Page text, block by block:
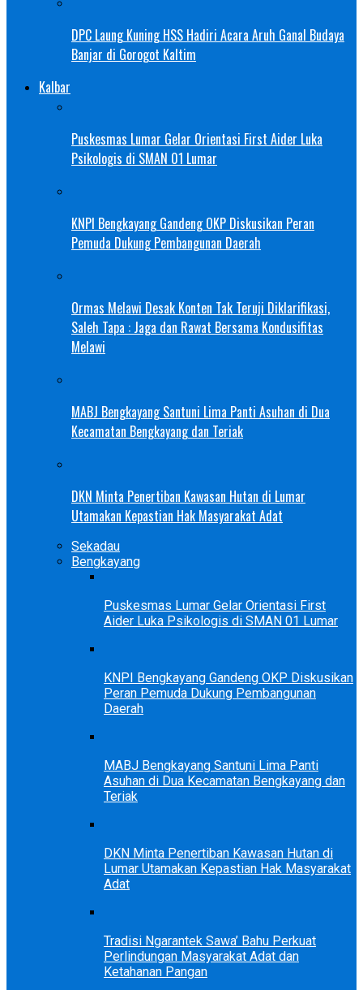
DPC Laung Kuning HSS Hadiri Acara Aruh Ganal Budaya
Banjar di Gorogot Kaltim
Kalbar
Puskesmas Lumar Gelar Orientasi First Aider Luka
Psikologis di SMAN 01 Lumar
KNPI Bengkayang Gandeng OKP Diskusikan Peran
Pemuda Dukung Pembangunan Daerah
Ormas Melawi Desak Konten Tak Teruji Diklarifikasi,
Saleh Tapa : Jaga dan Rawat Bersama Kondusifitas
Melawi
MABJ Bengkayang Santuni Lima Panti Asuhan di Dua
Kecamatan Bengkayang dan Teriak
DKN Minta Penertiban Kawasan Hutan di Lumar
Utamakan Kepastian Hak Masyarakat Adat
Sekadau
Bengkayang
Puskesmas Lumar Gelar Orientasi First
Aider Luka Psikologis di SMAN 01 Lumar
KNPI Bengkayang Gandeng OKP Diskusikan
Peran Pemuda Dukung Pembangunan
Daerah
MABJ Bengkayang Santuni Lima Panti
Asuhan di Dua Kecamatan Bengkayang dan
Teriak
DKN Minta Penertiban Kawasan Hutan di
Lumar Utamakan Kepastian Hak Masyarakat
Adat
Tradisi Ngarantek Sawa’ Bahu Perkuat
Perlindungan Masyarakat Adat dan
Ketahanan Pangan